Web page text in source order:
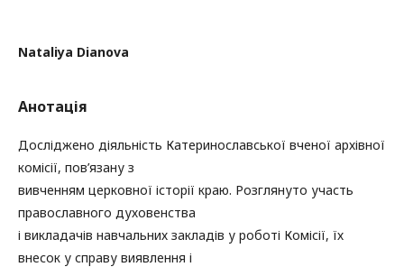
Nataliya Dianova
Анотація
Досліджено діяльність Катеринославської вченої архівної
комісії, пов’язану з
вивченням церковної історії краю. Розглянуто участь
православного духовенства
і викладачів навчальних закладів у роботі Комісії, їх
внесок у справу виявлення і